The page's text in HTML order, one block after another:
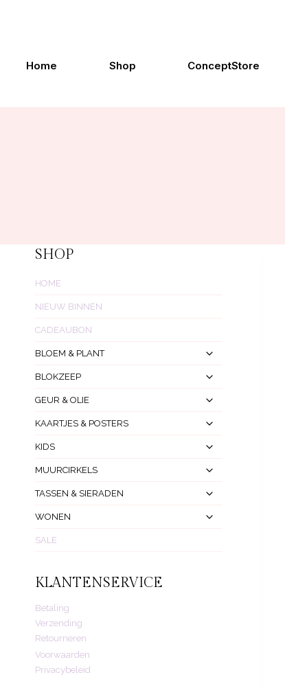
Home Shop ConceptStore
SHOP
HOME
NIEUW BINNEN
CADEAUBON
BLOEM & PLANT
Toggle
BLOKZEEP
Toggle
GEUR & OLIE
Toggle
KAARTJES & POSTERS
Toggle
KIDS
Toggle
MUURCIRKELS
Toggle
TASSEN & SIERADEN
Toggle
WONEN
Toggle
SALE
KLANTENSERVICE
Betaling
Verzending
Retourneren
Voorwaarden
Privacybeleid